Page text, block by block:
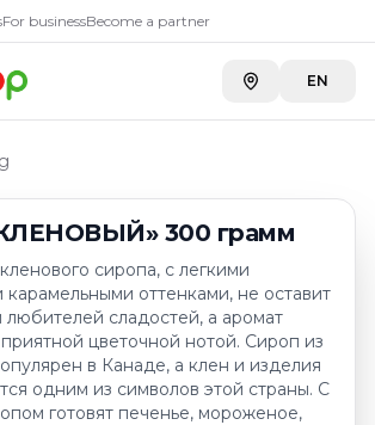
For businessBecome a partner
EN
300 грамм
сиропа, с легкими
оттенками, не оставит
сладостей, а аромат
цветочной нотой. Сироп из
в Канаде, а клен и изделия
одним из символов этой страны. С
готовят печенье, мороженое,
300 грамм